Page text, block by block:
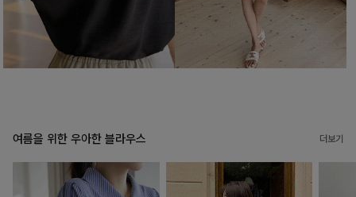
여름을 위한 우아한 블라우스 더보기